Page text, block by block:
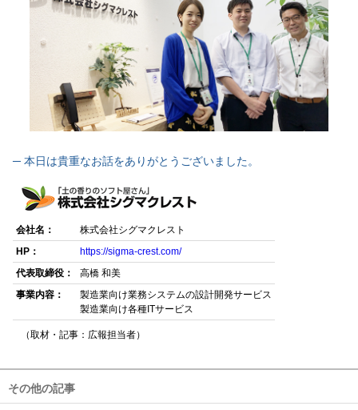
─ 本日は貴重なお話をありがとうございました。
会社名：
株式会社シグマクレスト
HP：
https://sigma-crest.com/
代表取締役：
高橋 和美
事業内容：
製造業向け業務システムの設計開発サービス
製造業向け各種ITサービス
（取材・記事：広報担当者）
その他の記事